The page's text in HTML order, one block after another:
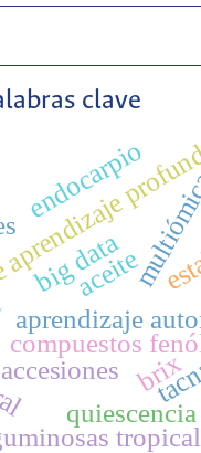
clave
aprendizaje
big data
compuestos
accesiones
aceite
brix
endocarpio
quiescencia